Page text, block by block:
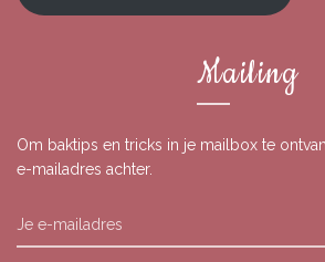
Mailing
Om baktips en tricks in je mailbox te
e-mailadres achter.